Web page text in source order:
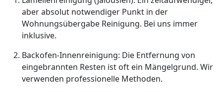
aber absolut notwendiger Punkt in der
Wohnungsübergabe Reinigung. Bei uns immer
inklusive.
Backofen-Innenreinigung: Die Entfernung von
eingebrannten Resten ist oft ein Mängelgrund. Wir
verwenden professionelle Methoden.